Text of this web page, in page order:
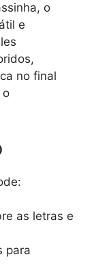
o
e
no final
o
as letras e
para